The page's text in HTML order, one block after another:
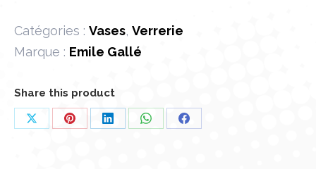
Catégories : Vases, Verrerie
Marque : Emile Gallé
Share this product
PartagerPartagerPartagerPartagerPartager